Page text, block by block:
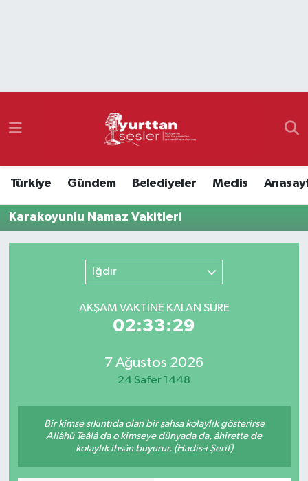
Türkiye Gündem Belediyeler Meclis
Karakoyunlu Namaz Vakitleri
Iğdır
AKŞAM VAKTİNE KALAN SÜRE
02:33:29
7 Ağustos 2026
24 Safer 1448
Bir kimse sıkıntıda olan bir şahsa kolaylık gösterirse
Allâhü Teâlâ da o kimseye dünyada da, âhirette de
kolaylık ihsân buyurur. (Hadis-i Şerif)
Namaz Vakitleri
Süper Lig Puan Durumu ve Fikstür
Son Dakika Haberleri